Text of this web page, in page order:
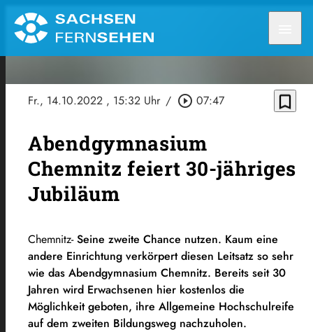
Fr., 14.10.2022 , 15:32 Uhr / play_circle_outline 07:47 bookmark_border
Abendgymnasium
Chemnitz feiert 30-jähriges
Jubiläum
Chemnitz-Seine zweite Chance nutzen. Kaum eine
andere Einrichtung verkörpert diesen Leitsatz so sehr
wie das Abendgymnasium Chemnitz. Bereits seit 30
Jahren wird Erwachsenen hier kostenlos die
Möglichkeit geboten, ihre Allgemeine Hochschulreife
auf dem zweiten Bildungsweg nachzuholen.